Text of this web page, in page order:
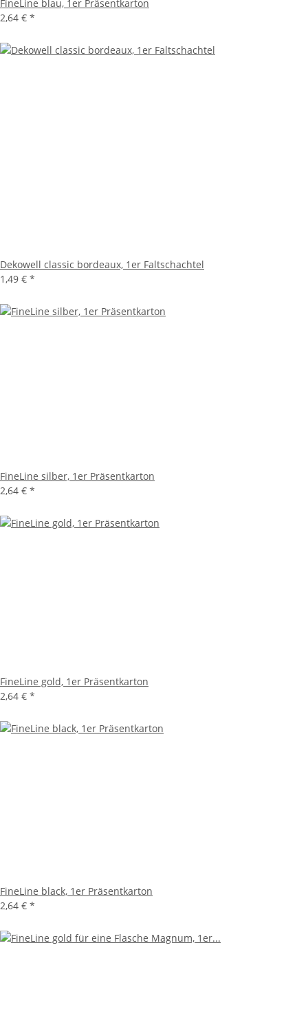
FineLine blau, 1er Präsentkarton
2,64 € *
Dekowell classic bordeaux, 1er Faltschachtel
1,49 € *
FineLine silber, 1er Präsentkarton
2,64 € *
FineLine gold, 1er Präsentkarton
2,64 € *
FineLine black, 1er Präsentkarton
2,64 € *